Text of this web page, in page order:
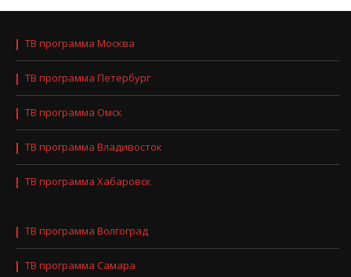
ТВ программа Москва
ТВ программа Петербург
ТВ программа Омск
ТВ программа Владивосток
ТВ программа Хабаровск
ТВ программа Волгоград
ТВ программа Самара